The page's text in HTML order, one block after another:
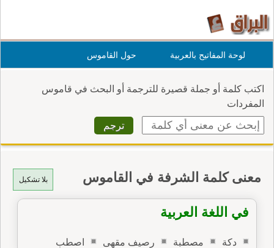
لوحة المفاتيح بالعربية حول القاموس
اكتب كلمة أو جملة قصيرة للترجمة أو البحث في قاموس
المفردات
بلا تشكيل معنى كلمة الشرفة في القاموس
في اللغة العربية
دكة مصطبة رصيف مقهى اصطب